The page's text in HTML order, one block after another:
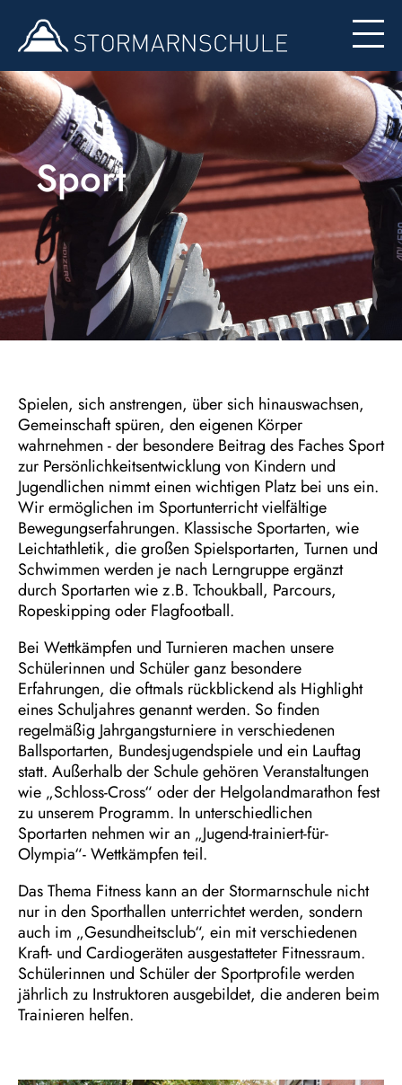
Formulare
Sport
Spielen, sich anstrengen, über sich hinauswachsen,
Gemeinschaft spüren, den eigenen Körper
wahrnehmen - der besondere Beitrag des Faches Sport
zur Persönlichkeitsentwicklung von Kindern und
Jugendlichen nimmt einen wichtigen Platz bei uns ein.
Wir ermöglichen im Sportunterricht vielfältige
Bewegungserfahrungen. Klassische Sportarten, wie
Leichtathletik, die großen Spielsportarten, Turnen und
Schwimmen werden je nach Lerngruppe ergänzt
durch Sportarten wie z.B. Tchoukball, Parcours,
Ropeskipping oder Flagfootball.
Bei Wettkämpfen und Turnieren machen unsere
Schülerinnen und Schüler ganz besondere
Erfahrungen, die oftmals rückblickend als Highlight
eines Schuljahres genannt werden. So finden
regelmäßig Jahrgangsturniere in verschiedenen
Ballsportarten, Bundesjugendspiele und ein Lauftag
statt. Außerhalb der Schule gehören Veranstaltungen
wie „Schloss-Cross“ oder der Helgolandmarathon fest
zu unserem Programm. In unterschiedlichen
Sportarten nehmen wir an „Jugend-trainiert-für-
Olympia“- Wettkämpfen teil.
Das Thema Fitness kann an der Stormarnschule nicht
nur in den Sporthallen unterrichtet werden, sondern
auch im „Gesundheitsclub“, ein mit verschiedenen
Kraft- und Cardiogeräten ausgestatteter Fitnessraum.
Schülerinnen und Schüler der Sportprofile werden
jährlich zu Instruktoren ausgebildet, die anderen beim
Trainieren helfen.